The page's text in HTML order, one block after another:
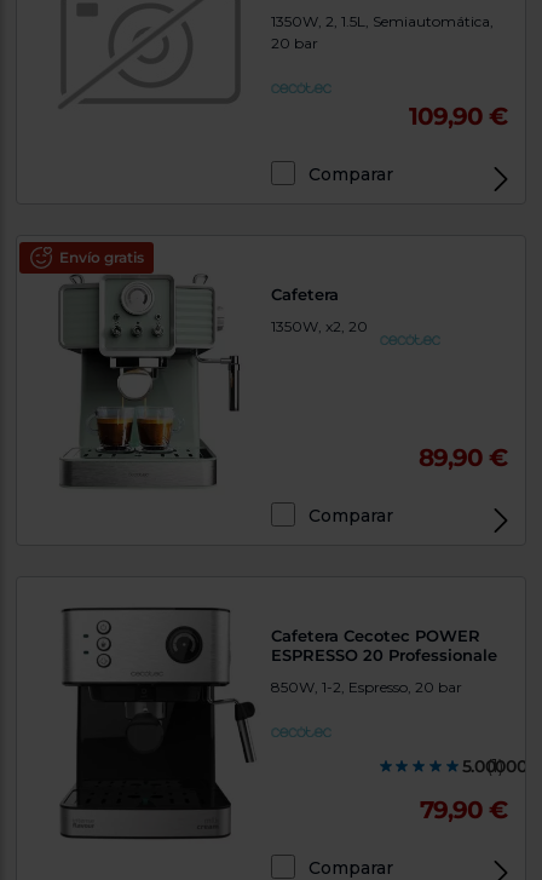
1350W, 2, 1.5L, Semiautomática,
20 bar
109,90 €
Comparar
Envío gratis
Cafetera
1350W, x2, 20
89,90 €
Comparar
Cafetera Cecotec POWER
ESPRESSO 20 Professionale
850W, 1-2, Espresso, 20 bar
(1)
79,90 €
Comparar